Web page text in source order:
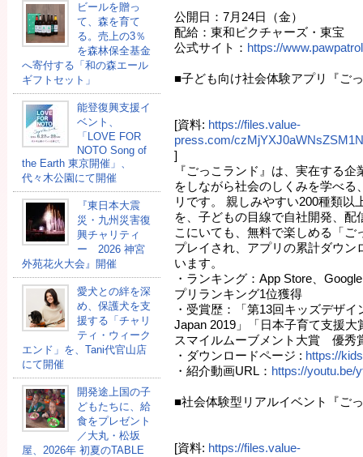
ビールを贈っ
て、森を育て
る。売上の3％
を森林保全基金
へ寄付する「和の森エール
ギフトセット」
能登復興支援イ
ベント、
「LOVE FOR
NOTO Song of
the Earth 東京開催」、
代々木公園にて開催
『東日本大震
災・九州災害復
興チャリティ
ー 2026 神宮
外苑花火大会』開催
愛犬との絆を深
め、保護犬を支
援する「チャリ
ティ・ウィーク
エンド」を、Tani代官山店
にて開催
開発途上国の⼦
どもたちに、給
⾷をプレゼント
／大丸・松坂
屋、2026年 初夏のTABLE
公開日：7月24日（金）
配給：東和ピクチャーズ・東宝
公式サイト： https://
■子ども向け社会体験アプリ『ご
[資料: https://files.value-
press.com/
]
『ごっこランド』は、実在する
をしながら社会のしくみを学べる
リです。 親しみやすい200種類以
を、子どもの目線で自社開発、配
こにいても、無料で楽しめる「ご
プレイされ、アプリの累計ダウン
います。
・ランキング：App Store、
プリランキング1位獲得
・受賞歴：「第13回キッズデザイ
Japan 2019」「日本子育て支援
スマイルムーブメント大賞 優秀
・ダウンロードページ : https://
・紹介動画URL： https://youtu.be/
■社会体験型リアルイベント『ご
[資料: https://files.value-